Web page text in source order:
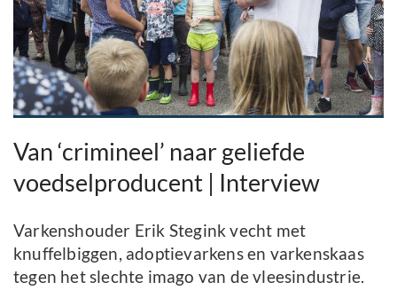
Van ‘crimineel’ naar geliefde
voedselproducent | Interview
Varkenshouder Erik Stegink vecht met
knuffelbiggen, adoptievarkens en varkenskaas
tegen het slechte imago van de vleesindustrie.